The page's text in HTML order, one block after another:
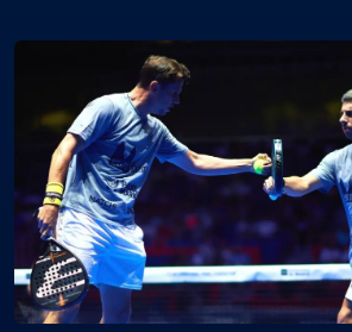
profesiona